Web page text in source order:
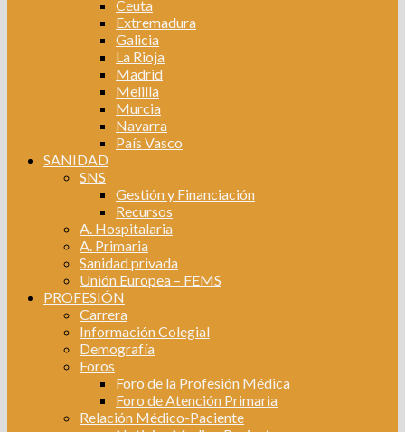
Ceuta
Extremadura
Galicia
La Rioja
Madrid
Melilla
Murcia
Navarra
País Vasco
SANIDAD
SNS
Gestión y Financiación
Recursos
A. Hospitalaria
A. Primaria
Sanidad privada
Unión Europea – FEMS
PROFESIÓN
Carrera
Información Colegial
Demografía
Foros
Foro de la Profesión Médica
Foro de Atención Primaria
Relación Médico-Paciente